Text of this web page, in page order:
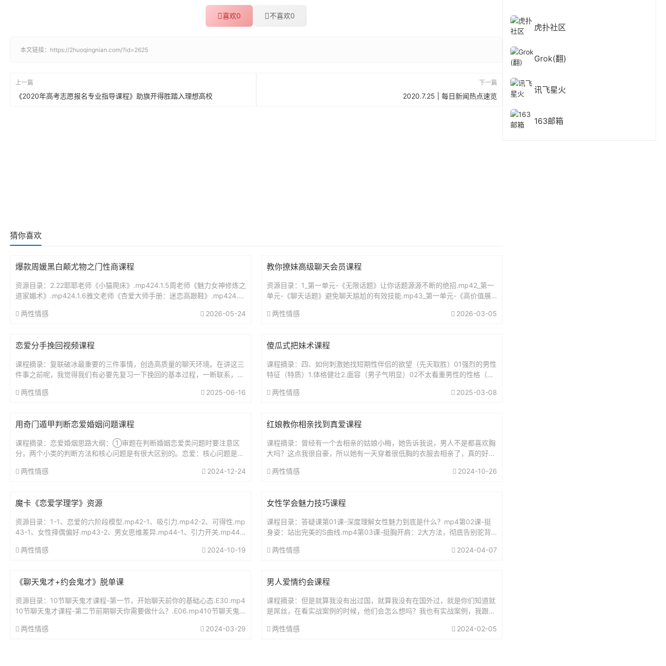
喜欢0 不喜欢0
本文链接： https://2huoqingnian.com/?id=2625
上一篇
《2020年高考志愿报名专业指导课程》助旗开得胜踏入理想高校
下一篇
2020.7.25 | 每日新闻热点速览
猜你喜欢
爆款周媛黑白颠尤物之门性商课程
资源目录：2.22耶耶老师《小猫爬床》.mp424.1.5周老师《魅力女神修炼之
道家媚术》.mp424.1.6雅文老师《杏爱大师手册：迷恋高跟鞋》.mp424.1.
两性情感
2026-05-24
教你撩妹高级聊天会员课程
资源目录：1_第一单元-《无限话题》让你话题源源不断的绝招.mp42_第一
单元-《聊天话题》避免聊天尴尬的有效技能.mp43_第一单元-《高价值展
两性情感
2026-03-05
恋爱分手挽回视频课程
课程摘录：复联破冰最重要的三件事情，创造高质量的聊天环境。在讲这三
件事之前呢，我觉得我们有必要先复习一下挽回的基本过程，一断联系，哪
不...两性情感 2025-06-16
傻瓜式把妹术课程
课程摘录：四、如何刺激她找短期性伴侣的欲望（先天取胜）01强烈的男性
特征（特质）1.体格健壮2.面容（男子气明显）02不太看重男性的性格（潜
两性情感
2025-03-08
用奇门遁甲判断恋爱婚姻问题课程
课程摘录：恋爱婚烟思路大纲：①审题在判断婚姻恋爱类问题时要注意区
分，两个小类的判断方法和核心问题是有很大区别的。恋爱：核心问题是双
是否...
两性情感 2024-12-24
红娘教你相亲找到真爱课程
课程摘录：曾经有一个去相亲的姑娘小梅，她告诉我说，男人不是都喜欢胸
大吗？这点我很自豪，所以她有一天穿着很低胸的衣服去相亲了，真的好性
涂...两性情感 2024-10-26
魔卡《恋爱学理学》资源
资源目录：1-1、恋爱的六阶段模型.mp42-1、吸引力.mp42-2、可得性.mp
43-1、女性择偶偏好.mp43-2、男女思维差异.mp44-1、引力开关.mp44-
两性情感
2024-10-19
女性学会魅力技巧课程
课程目录：答疑课第01课-深度理解女性魅力到底是什么？mp4第02课-挺
身姿：站出完美的S曲线.mp4第03课-挺胸开肩：2大方法，彻底告别驼背.
两性情感
2024-04-07
《聊天鬼才+约会鬼才》脱单课
资源目录：10节聊天鬼才课程-第一节，开始聊天前你的基础心态.E30.mp4
10节聊天鬼才课程-第二节前期聊天你需要做什么？.E06.mp410节聊天鬼
两性情感
2024-03-29
男人爱情约会课程
课程摘录：但是就算我没有出过国，就算我没有在国外过，就是你们知道就
是屌丝，在看实战案例的时候，他们会怎么想吗？我也有实战案例，我跟女
引...两性情感 2024-02-05
虎扑社区
Grok(翻)
讯飞星火
163邮箱